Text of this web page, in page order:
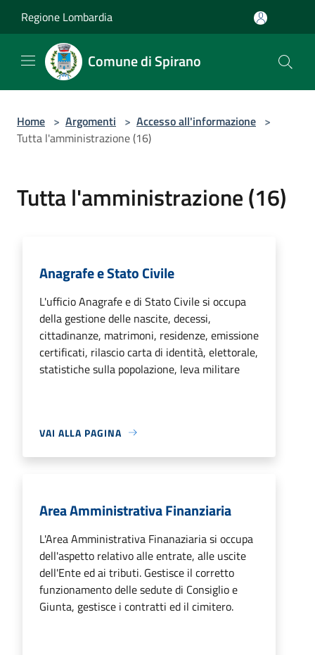
Regione Lombardia
Comune di Spirano
Home > Argomenti > Accesso all'informazione >
Tutta l'amministrazione (16)
Tutta l'amministrazione (16)
Anagrafe e Stato Civile
L'ufficio Anagrafe e di Stato Civile si occupa
della gestione delle nascite, decessi,
cittadinanze, matrimoni, residenze, emissione
certificati, rilascio carta di identità, elettorale,
statistiche sulla popolazione, leva militare
VAI ALLA PAGINA
Area Amministrativa Finanziaria
L'Area Amministrativa Finanaziaria si occupa
dell'aspetto relativo alle entrate, alle uscite
dell'Ente ed ai tributi. Gestisce il corretto
funzionamento delle sedute di Consiglio e
Giunta, gestisce i contratti ed il cimitero.